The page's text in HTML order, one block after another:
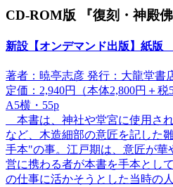
CD-ROM版 『復刻・神殿佛
新設【オンデマンド出版】紙版
著者：暁亭志彦 発行：大龍堂書
定価：2,940円（本体2,800円＋税5
A5横・55p
本書は、神社や堂宮に使用さ
など、木造細部の意匠を記した
手本"の事。江戸期は、意匠が華
営に携わる者が本書を手本とし
の仕事に活かそうとした当時の